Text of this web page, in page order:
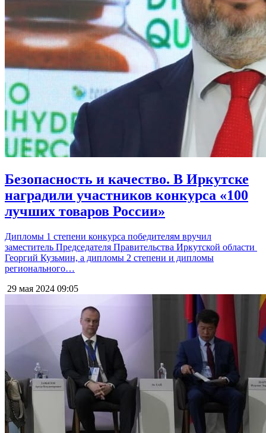
Безопасность и качество. В Иркутске
наградили участников конкурса «100
лучших товаров России»
Дипломы 1 степени конкурса победителям вручил
заместитель Председателя Правительства Иркутской области
Георгий Кузьмин, а дипломы 2 степени и дипломы
регионального…
29 мая 2024 09:05